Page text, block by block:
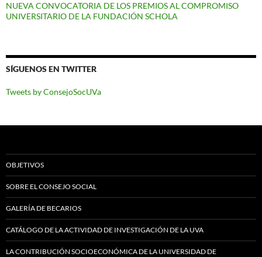
NUEVA CONVOCATORIA DE LOS PREMIOS AL COMPROMISO
UNIVERSITARIO DE LA FUNDACIÓN SCHOLA
SÍGUENOS EN TWITTER
Tweets by ConsejoSocUVa
OBJETIVOS
SOBRE EL CONSEJO SOCIAL
GALERÍA DE BECARIOS
CATÁLOGO DE LA ACTIVIDAD DE INVESTIGACIÓN DE LA UVA
LA CONTRIBUCIÓN SOCIOECONÓMICA DE LA UNIVERSIDAD DE